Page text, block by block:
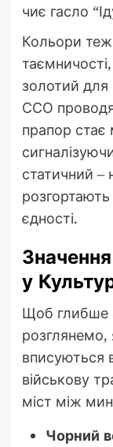
чиє гасло
Кольори
золотий для
ССО
прапор
статичний –
єдності.
у
Щоб глибше
вписуються
військову
міст між
Чорний